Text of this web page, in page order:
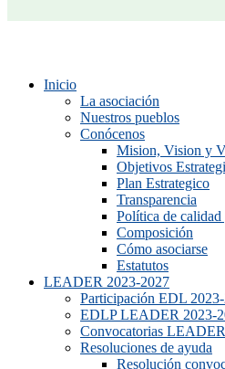
Inicio
La asociación
Nuestros pueblos
Conócenos
Mision, Vision y
Objetivos
Plan Estrategico
Transparencia
Política de
Composición
Cómo asociarse
Estatutos
LEADER 2023-2027
Participación EDL
EDLP LEADER 2023-
Convocatorias
Resoluciones de ayuda
Resolución